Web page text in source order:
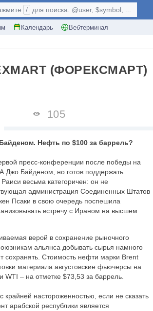
Календарь Вебтерминал
/ для поиска: @user, $symbol, ...
(ФОРЕКСМАРТ)
105
Нефть по $100 за баррель?
пресс-конференции после победы на
Джо Байденом, но готов поддержать
весьма категоричен: он не
администрация Соединенных Штатов
Псаки в свою очередь поспешила
встречу с Ираном на высшем
верой в сохранение рыночного
альянса добывать сырья намного
сохранять. Стоимость нефти марки Brent
материала августовские фьючерсы на
– на отметке $73,53 за баррель.
крайней настороженностью, если не сказать
арабской республики является